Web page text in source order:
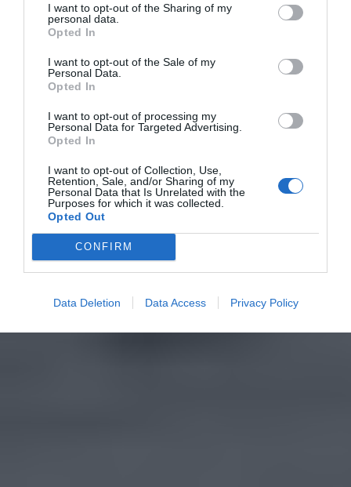
I want to opt-out of the Sharing of my
personal data.
Opted In
I want to opt-out of the Sale of my
Personal Data.
Opted In
I want to opt-out of processing my
Personal Data for Targeted Advertising.
Opted In
I want to opt-out of Collection, Use,
Retention, Sale, and/or Sharing of my
Personal Data that Is Unrelated with the
Purposes for which it was collected.
Opted Out
CONFIRM
Data Deletion Data Access Privacy Policy